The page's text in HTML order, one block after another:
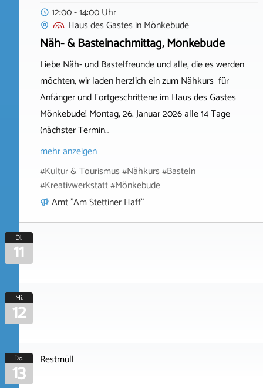
12:00 - 14:00 Uhr
Haus des Gastes inMönkebude
Näh- & Bastelnachmittag, Mönkebude
Liebe Näh- und Bastelfreunde und alle, die es werden
möchten, wir laden herzlich ein zum Nähkurs für
Anfänger und Fortgeschrittene im Haus des Gastes
Mönkebude! Montag, 26. Januar 2026 alle 14 Tage
(nächster Termin…
mehr anzeigen
#Kultur & Tourismus #Nähkurs #Basteln
#Kreativwerkstatt #Mönkebude
Amt "Am Stettiner Haff"
Di.
11
Mi.
12
Do.
13 Restmüll